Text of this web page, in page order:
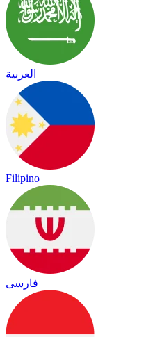
العربية
Filipino
فارسی